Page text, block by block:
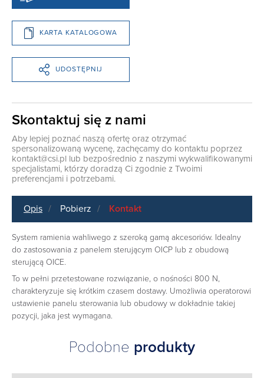
KARTA KATALOGOWA
UDOSTĘPNIJ
Skontaktuj się z nami
Aby lepiej poznać naszą ofertę oraz otrzymać
spersonalizowaną wycenę, zachęcamy do kontaktu poprzez
kontakt@csi.pl lub bezpośrednio z naszymi wykwalifikowanymi
specjalistami, którzy doradzą Ci zgodnie z Twoimi
preferencjami i potrzebami.
Opis Pobierz Kontakt
System ramienia wahliwego z szeroką gamą akcesoriów. Idealny
do zastosowania z panelem sterującym OICP lub z obudową
sterującą OICE.
To w pełni przetestowane rozwiązanie, o nośności 800 N,
charakteryzuje się krótkim czasem dostawy. Umożliwia operatorowi
ustawienie panelu sterowania lub obudowy w dokładnie takiej
pozycji, jaka jest wymagana.
Podobne produkty